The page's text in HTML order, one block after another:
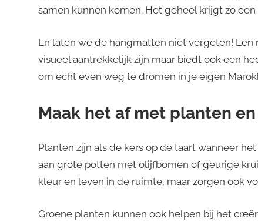
samen kunnen komen. Het geheel krijgt zo
En laten we de hangmatten niet vergeten!
visueel aantrekkelijk zijn maar biedt ook een
om echt even weg te dromen in je eigen
Maak het af met planten
Planten zijn als de kers op de taart wanneer
aan grote potten met olijfbomen of geurige
kleur en leven in de ruimte, maar zorgen ook
Groene planten kunnen ook helpen bij het